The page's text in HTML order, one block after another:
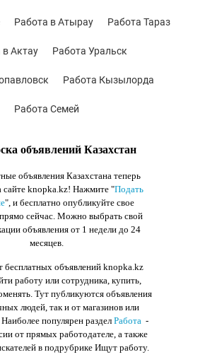
объявлений Казахстан
объявления Казахстана теперь
сайте knopka.kz! Нажмите "Подать
", и бесплатно опубликуйте свое
сейчас. Можно выбрать свой
объявления от 1 недели до 24
месяцев.
бесплатных объявлений knopka.kz
работу или сотрудника, купить,
Тут публикуются объявления
людей, так и от магазинов или
популярен раздел Работа-
от прямых работодателе, а также
в подрубрике Ищут работу.
Работа в Атырау Работа Тараз
в Актау Работа Уральск
Работа Кызылорда
Работа Семей